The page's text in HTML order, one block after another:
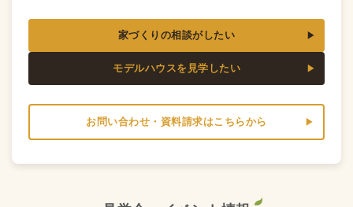
家づくりの相談がしたい
モデルハウスを見学したい
お問い合わせ・資料請求はこちらから